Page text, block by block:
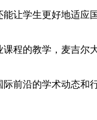
让学生更好地适应
程的教学，麦吉尔
前沿的学术动态和